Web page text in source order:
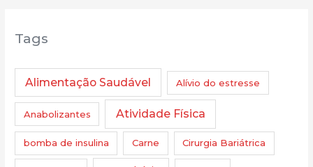
Tags
Alimentação Saudável Alívio do estresse
Anabolizantes Atividade Física
bomba de insulina Carne Cirurgia Bariátrica